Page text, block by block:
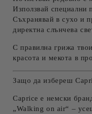
Използвай специални
Съхранявай в сухо и
директна слънчева
С правилна грижа
красота и мекота в
Защо да избереш
Caprice е немски
„Walking on air“ –